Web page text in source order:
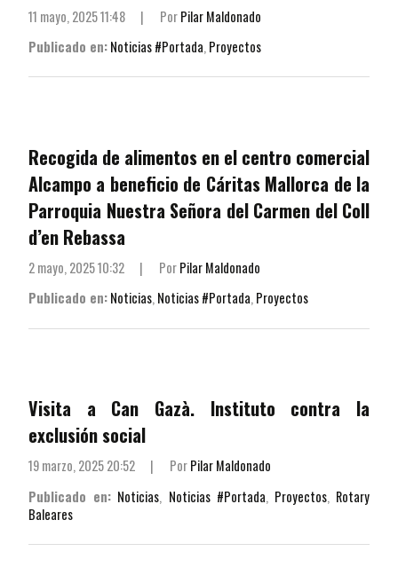
11 mayo, 2025 11:48 | PorPilar Maldonado
Publicado en:Noticias #Portada,Proyectos
Recogida de alimentos en el centro comercial
Alcampo a beneficio de Cáritas Mallorca de la
Parroquia Nuestra Señora del Carmen del Coll
d’en Rebassa
2 mayo, 2025 10:32 | PorPilar Maldonado
Publicado en:Noticias,Noticias #Portada,Proyectos
Visita a Can Gazà. Instituto contra la
exclusión social
19 marzo, 2025 20:52 | PorPilar Maldonado
Publicado en: Noticias, Noticias #Portada, Proyectos, Rotary
Baleares